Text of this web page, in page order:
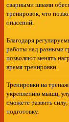
сварными швами
тренировок, что
опасений.
Благодаря
работы над разными
позволяют менять
время тренировки.
Тренировки на
укреплению мышц,
сможете развить
подготовку.